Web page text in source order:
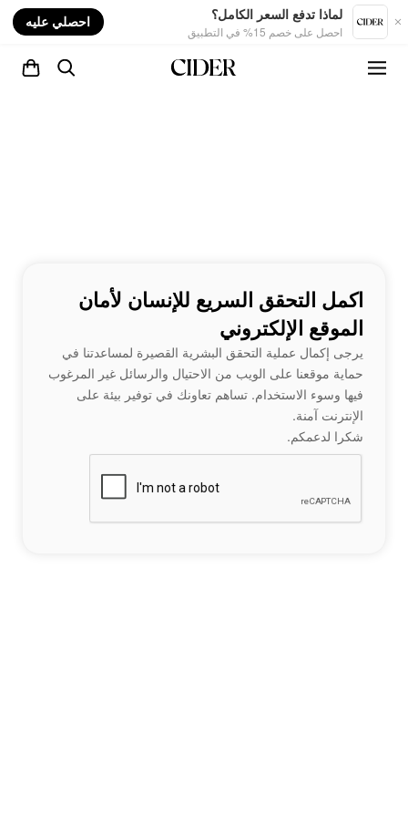
لماذا تدفع السعر الكامل؟
احصل على خصم 15% في التطبيق
احصلي عليه
اكمل التحقق السريع للإنسان لأمان
الموقع الإلكتروني
يرجى إكمال عملية التحقق البشرية القصيرة لمساعدتنا في
حماية موقعنا على الويب من الاحتيال والرسائل غير المرغوب
فيها وسوء الاستخدام. تساهم تعاونك في توفير بيئة على
الإنترنت آمنة.
شكرا لدعمكم.